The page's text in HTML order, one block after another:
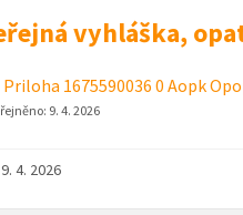
vyhláška,
Priloha 1675590036 0 Aopk
9. 4. 2026
9. 4. 2026